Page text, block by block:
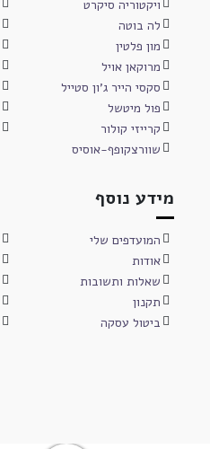
ויקטוריה סיקרט
לה בוטה
מון פלטין
מרוקאן אויל
סקסי הייר ג'ון סטייל
פול מיטשל
קרייזי קולור
שוורצקופף-אוסיס
מידע נוסף
המועדפים שלי
אודות
שאלות ותשובות
תקנון
ביטול עסקה